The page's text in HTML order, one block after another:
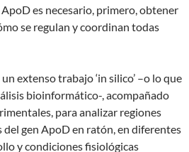
es necesario, primero, obtener
se regulan y coordinan todas
extenso trabajo ‘in silico’ –o lo que
bioinformático-, acompañado
para analizar regiones
gen ApoD en ratón, en diferentes
y condiciones fisiológicas